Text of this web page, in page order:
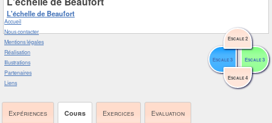
Expériences Cours Exercices Evaluation
Accueil
Nous contacter
Mentions légales
Réalisation
Illustrations
Partenaires
Liens
L'échelle de Beaufort
Escale 3
Escale 3
Escale 4
Escale 2